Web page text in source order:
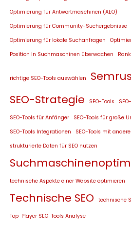
Optimierung für Antwortmaschinen (AEO)
Optimierung für Community-Suchergebnisse
Optimierung für lokale Suchanfragen
Position in Suchmaschinen überwachen
richtige SEO-Tools auswählen
SEO-Strategie SEO-Tools
SEO-Tools für Anfänger
SEO-Tools für große
SEO-Tools Integrationen
SEO-Tools mit
strukturierte Daten für SEO nutzen
technische Aspekte einer Website optimieren
Technische SEO technische
Top-Player SEO-Tools Analyse